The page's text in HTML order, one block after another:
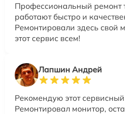
Профессиональный ремонт
работают быстро и
Ремонтировали здесь свой
этот сервис всем!
Лапшин Андрей
Рекомендую этот
Ремонтировал монитор,